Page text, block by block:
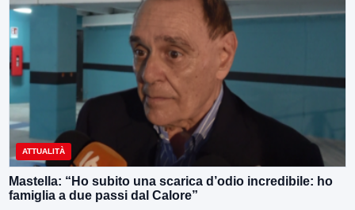
ATTUALITÀ
Mastella: “Ho subito una scarica d’odio incredibile: ho
famiglia a due passi dal Calore”